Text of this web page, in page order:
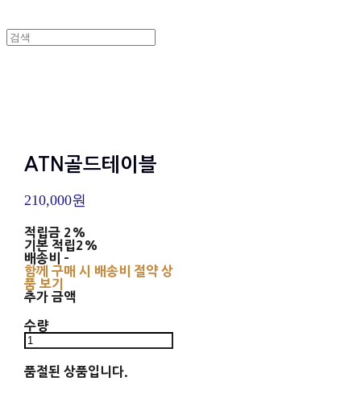
ATN골드테이블
210,000원
적립금 2%
기본 적립2%
배송비 -
함께 구매 시 배송비 절약 상
품 보기
추가 금액
수량
품절된 상품입니다.